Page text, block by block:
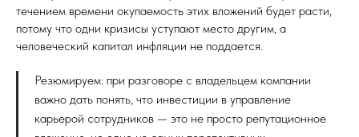
течением времени окупаемость этих вложений будет расти,
потому что одни кризисы уступают место другим, а
человеческий капитал инфляции не поддается.
Резюмируем: при разговоре с владельцем компании
важно дать понять, что инвестиции в управление
карьерой сотрудников — это не просто репутационное